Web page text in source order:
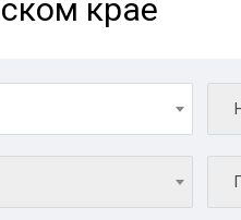
крае